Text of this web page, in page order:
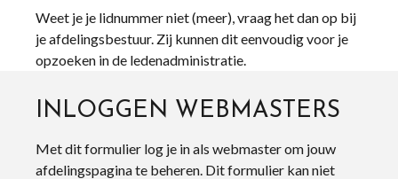
Weet je je lidnummer niet (meer), vraag het dan op bij
je afdelingsbestuur. Zij kunnen dit eenvoudig voor je
opzoeken in de ledenadministratie.
INLOGGEN WEBMASTERS
Met dit formulier log je in als webmaster om jouw
afdelingspagina te beheren. Dit formulier kan niet